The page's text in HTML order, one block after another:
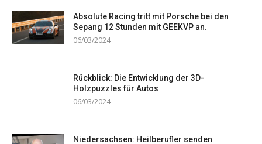
Absolute Racing tritt mit Porsche bei den
Sepang 12 Stunden mit GEEKVP an.
06/03/2024
Rückblick: Die Entwicklung der 3D-
Holzpuzzles für Autos
06/03/2024
Niedersachsen: Heilberufler senden